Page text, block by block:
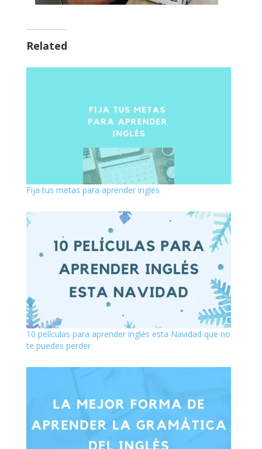
Related
Fija tus metas para aprender inglés
10 películas para aprender inglés esta Navidad que no
te puedes perder